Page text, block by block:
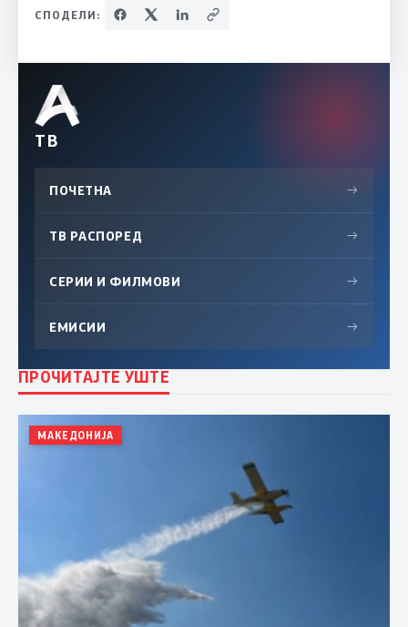
СПОДЕЛИ:
ТВ
ПОЧЕТНА →
ТВ РАСПОРЕД →
СЕРИИ И ФИЛМОВИ →
ЕМИСИИ →
ПРОЧИТАЈТЕ УШТЕ
МАКЕДОНИЈА